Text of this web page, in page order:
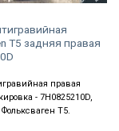
T5 задняя правая
правая
- 7H0825210D,
Т5.